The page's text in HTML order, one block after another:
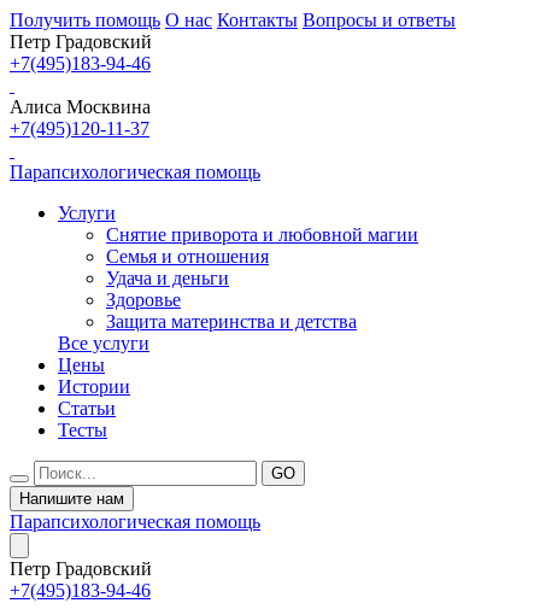
Получить помощь О нас Контакты Вопросы и ответы
Петр Градовский
+7(495)183-94-46
Алиса Москвина
+7(495)120-11-37
Парапсихологическая помощь
Услуги
Снятие приворота и любовной магии
Семья и отношения
Удача и деньги
Здоровье
Защита материнства и детства
Все услуги
Цены
Истории
Статьи
Тесты
Напишите нам
Парапсихологическая помощь
Петр Градовский
+7(495)183-94-46